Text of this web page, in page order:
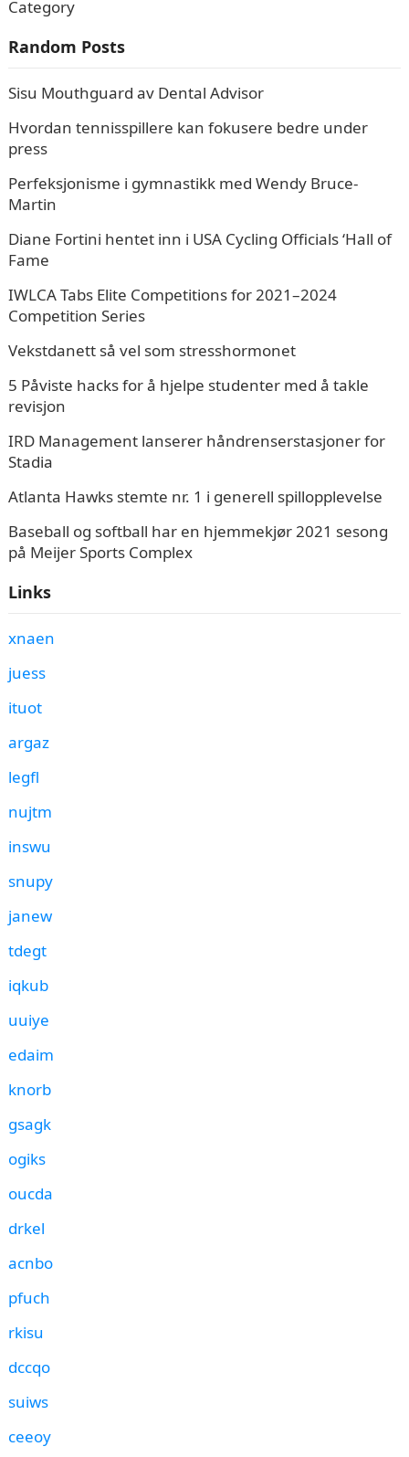
Category
Random Posts
Sisu Mouthguard av Dental Advisor
Hvordan tennisspillere kan fokusere bedre under
press
Perfeksjonisme i gymnastikk med Wendy Bruce-
Martin
Diane Fortini hentet inn i USA Cycling Officials ‘Hall of
Fame
IWLCA Tabs Elite Competitions for 2021–2024
Competition Series
Vekstdanett så vel som stresshormonet
5 Påviste hacks for å hjelpe studenter med å takle
revisjon
IRD Management lanserer håndrenserstasjoner for
Stadia
Atlanta Hawks stemte nr. 1 i generell spillopplevelse
Baseball og softball har en hjemmekjør 2021 sesong
på Meijer Sports Complex
Links
xnaen
juess
ituot
argaz
legfl
nujtm
inswu
snupy
janew
tdegt
iqkub
uuiye
edaim
knorb
gsagk
ogiks
oucda
drkel
acnbo
pfuch
rkisu
dccqo
suiws
ceeoy